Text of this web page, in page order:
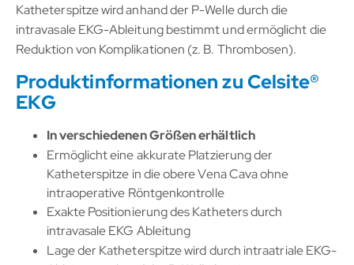
Katheterspitze wird anhand der P-Welle durch die
intravasale EKG-Ableitung bestimmt und ermöglicht die
Reduktion von Komplikationen (z. B. Thrombosen).
Produktinformationen zu Celsite®
EKG
In verschiedenen Größen erhältlich
Ermöglicht eine akkurate Platzierung der
Katheterspitze in die obere Vena Cava ohne
intraoperative Röntgenkontrolle
Exakte Positionierung des Katheters durch
intravasale EKG Ableitung
Lage der Katheterspitze wird durch intraatriale EKG-